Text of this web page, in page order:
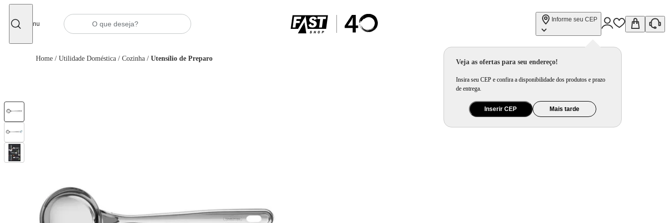
Menu
Informe seu CEP
Veja as ofertas para seu endereço!
Insira seu CEP e confira a disponibilidade dos produtos e prazo
de entrega.
Inserir CEP Mais tarde
Home / Utilidade Doméstica / Cozinha / Utensílio de Preparo